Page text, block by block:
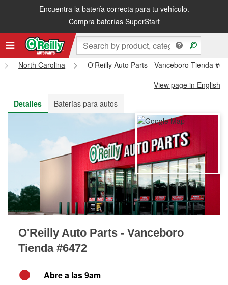
Encuentra la batería correcta para tu vehículo.
Compra baterías SuperStart
Recibe tu orden gratis al día siguiente o recógela en la tienda
North Carolina
O'Reilly Auto Parts - Vanceboro Tienda
View page in English
Detalles
Baterías para autos
O'Reilly Auto Parts - Vanceboro
Tienda #6472
Abre a las 9am